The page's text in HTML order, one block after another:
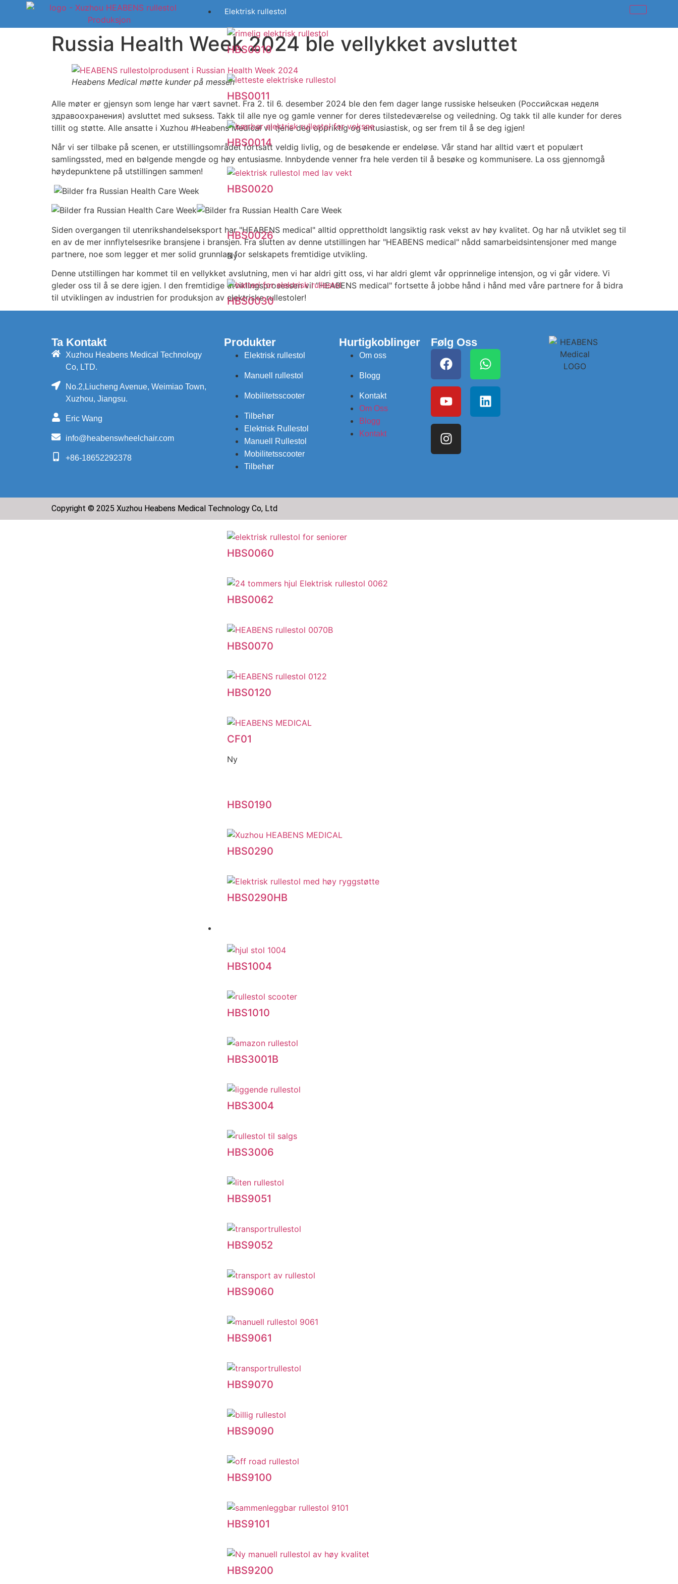
Elektrisk rullestol
HBS0010
HBS0011
HBS0014
HBS0020
HBS0026
Ny
HBS0030
HBS0141
HBS0141R
HBS0043
Ny
HBS0060
HBS0062
HBS0070
HBS0120
CF01
Ny
HBS0190
HBS0290
HBS0290HB
HBS1004
HBS1010
HBS3001B
HBS3004
HBS3006
HBS9051
HBS9052
HBS9060
HBS9061
HBS9070
HBS9090
HBS9100
HBS9101
HBS9200
Russia Health Week 2024 ble vellykket avsluttet
Heabens Medical møtte kunder på messen
Alle møter er gjensyn som lenge har vært savnet. Fra 2. til 6. desember 2024 ble den fem dager lange russiske helseuken (Российская неделя
здравоохранения) avsluttet med suksess. Takk til alle nye og gamle venner for deres tilstedeværelse og veiledning. Og takk til alle kunder for deres
tillit og støtte. Alle ansatte i Xuzhou #Heabens Medical vil tjene deg oppriktig og entusiastisk, og ser frem til å se deg igjen!
Når vi ser tilbake på scenen, er utstillingsområdet fortsatt veldig livlig, og de besøkende er endeløse. Vår stand har alltid vært et populært
samlingssted, med en bølgende mengde og høy entusiasme. Innbydende venner fra hele verden til å besøke og kommunisere. La oss gjennomgå
høydepunktene på utstillingen sammen!
Siden overgangen til utenrikshandelseksport har "HEABENS medical" alltid opprettholdt langsiktig rask vekst av høy kvalitet. Og har nå utviklet seg til
en av de mer innflytelsesrike bransjene i bransjen. Fra slutten av denne utstillingen har "HEABENS medical" nådd samarbeidsintensjoner med mange
partnere, noe som legger et mer solid grunnlag for selskapets fremtidige utvikling.
Denne utstillingen har kommet til en vellykket avslutning, men vi har aldri gitt oss, vi har aldri glemt vår opprinnelige intensjon, og vi går videre. Vi
gleder oss til å se dere igjen. I den fremtidige utviklingsprosessen vil "HEABENS medical" fortsette å jobbe hånd i hånd med våre partnere for å bidra
til utviklingen av industrien for produksjon av elektriske rullestoler!
Ta Kontakt
Xuzhou Heabens Medical Technology
Co, LTD.
No.2,Liucheng Avenue, Weimiao Town,
Xuzhou, Jiangsu.
Eric Wang
info@heabenswheelchair.com
+86-18652292378
Produkter
Elektrisk rullestol
Manuell rullestol
Mobilitetsscooter
Tilbehør
Elektrisk Rullestol
Manuell Rullestol
Mobilitetsscooter
Tilbehør
Hurtigkoblinger
Om oss
Blogg
Kontakt
Om Oss
Blogg
Kontakt
Følg Oss
Copyright © 2025 Xuzhou Heabens Medical Technology Co, Ltd